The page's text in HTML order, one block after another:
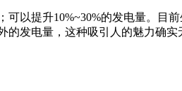
以提升10%~30%的发电量。目
发电量，这种吸引人的魅力确实